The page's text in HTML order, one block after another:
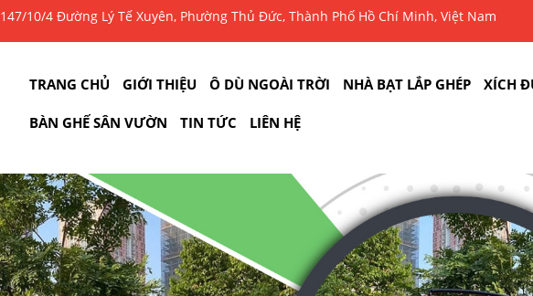
147/10/4 Đường Lý Tế Xuyên, Phường Thủ Đức, Thành Phố Hồ Chí Minh, Việt Nam
TRANG CHỦ GIỚI THIỆU Ô DÙ NGOÀI TRỜI NHÀ BẠT LẮP GHÉP XÍCH
BÀN GHẾ SÂN VƯỜN TIN TỨC LIÊN HỆ